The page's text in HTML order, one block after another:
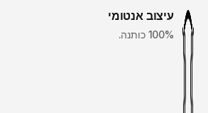
עיצוב אנטומי
100% כותנה.